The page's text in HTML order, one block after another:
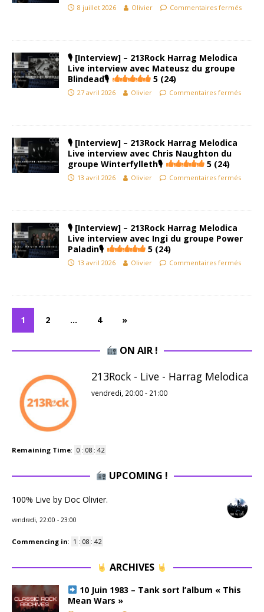
8 juillet 2026 Olivier Commentaires fermés
🎙 [Interview] – 213Rock Harrag Melodica
Live interview avec Mateusz du groupe
Blindead🎙
5 (24)
27 avril 2026 Olivier Commentaires fermés
🎙 [Interview] – 213Rock Harrag Melodica
Live interview avec Chris Naughton du
groupe Winterfylleth🎙
5 (24)
13 avril 2026 Olivier Commentaires fermés
🎙 [Interview] – 213Rock Harrag Melodica
Live interview avec Ingi du groupe Power
Paladin🎙
5 (24)
13 avril 2026 Olivier Commentaires fermés
1 2 … 4 »
ON AIR !
213Rock - Live - Harrag Melodica
vendredi, 20:00- 21:00
Remaining Time: 0 : 08 : 42
UPCOMING !
100% Live by Doc Olivier.
vendredi, 22:00 - 23:00
Commencing in: 1 : 08 : 42
ARCHIVES
10 Juin 1983 – Tank sort l’album « This
Mean Wars »